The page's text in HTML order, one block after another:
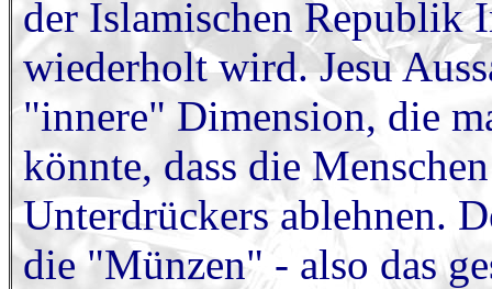
der Islamischen Republik
wiederholt wird. Jesu
"innere" Dimension, die
könnte, dass die
Unterdrückers ablehnen.
die "Münzen" - also das